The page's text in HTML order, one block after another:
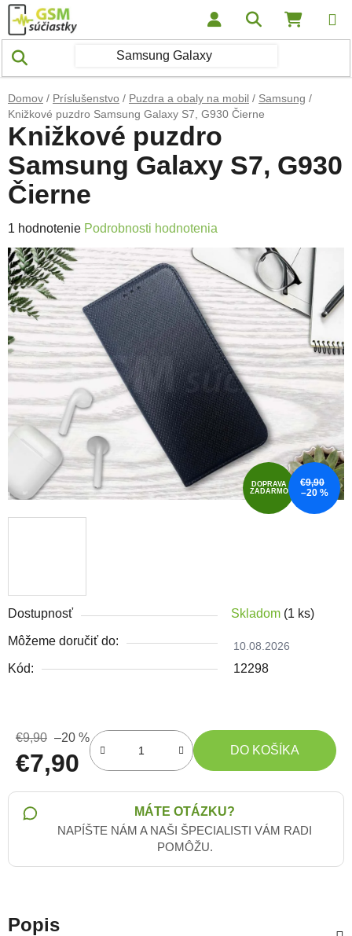
Prejsť na obsah Hľadať
Domov / Príslušenstvo / Puzdra a obaly na mobil / Samsung /
Knižkové puzdro Samsung Galaxy S7, G930 Čierne
Dostupnosť Skladom (1 ks)
Môžeme doručiť do: 10.08.2026
Kód: 12298
€9,90 –20 %
€7,90 DO KOŠÍKA
MÁTE OTÁZKU?
NAPÍŠTE NÁM A NAŠI ŠPECIALISTI VÁM RADI
POMÔŽU.
Knižkové puzdro
Samsung Galaxy S7, G930
Čierne
Priemerné hodnotenie produktu je 5,0 z 5 hviezdičiek.
1 hodnotenie Podrobnosti hodnotenia
DOPRAVA
ZADARMO
€9,90
–20 %
Popis